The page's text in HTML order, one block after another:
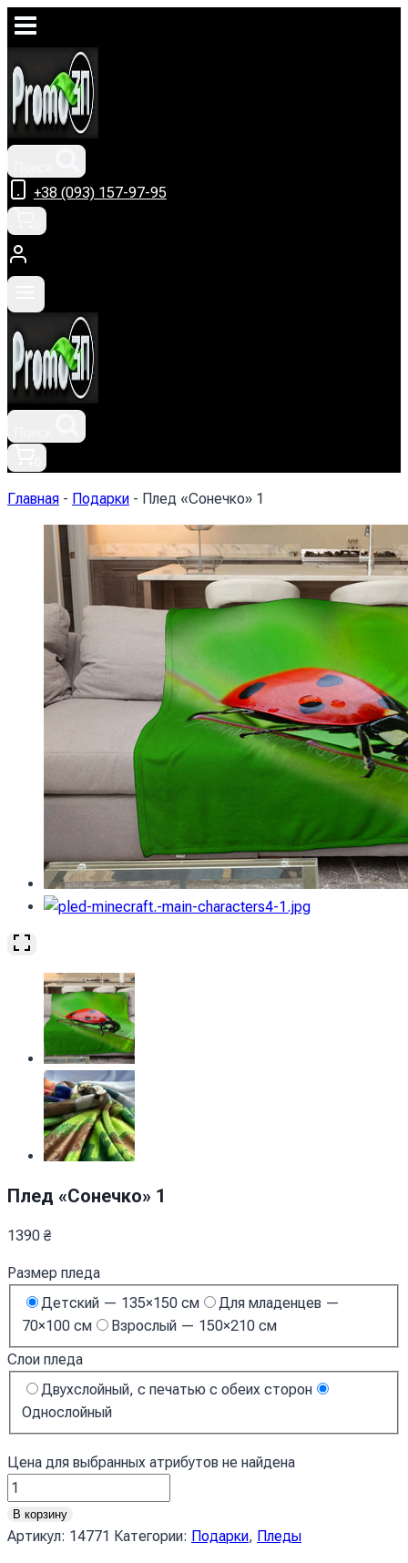
Перейти
содержимому
+38 (093) 157-97-95
Главная - Подарки - Плед «Сонечко» 1
Плед «Сонечко» 1
1390 ₴
Размер пледа
Детский — 135×150 см
Для младенцев —
70×100 см
Взрослый — 150×210 см
Слои пледа
Двухслойный, с печатью с обеих сторон
Однослойный
Цена для выбранных атрибутов не найдена
Количество
товара
Плед
В корзину
Артикул: 14771 Категории: Подарки, Пледы